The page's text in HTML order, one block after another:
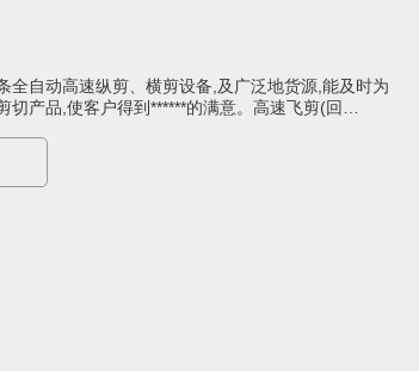
全自动高速纵剪、横剪设备,及广泛地货源,能及时为
切产品,使客户得到******的满意。高速飞剪(回…